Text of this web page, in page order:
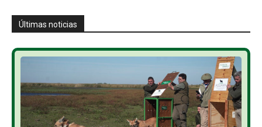
Últimas noticias